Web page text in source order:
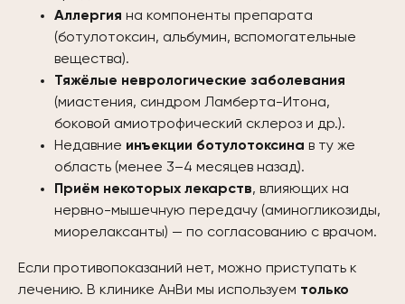
Аллергия на компоненты препарата
(ботулотоксин, альбумин, вспомогательные
вещества).
Тяжёлые неврологические заболевания
(миастения, синдром Ламберта-Итона,
боковой амиотрофический склероз и др.).
Недавние инъекции ботулотоксина в ту же
область (менее 3–4 месяцев назад).
Приём некоторых лекарств, влияющих на
нервно-мышечную передачу (аминогликозиды,
миорелаксанты) — по согласованию с врачом.
Если противопоказаний нет, можно приступать к
лечению. В клинике АнВи мы используем только